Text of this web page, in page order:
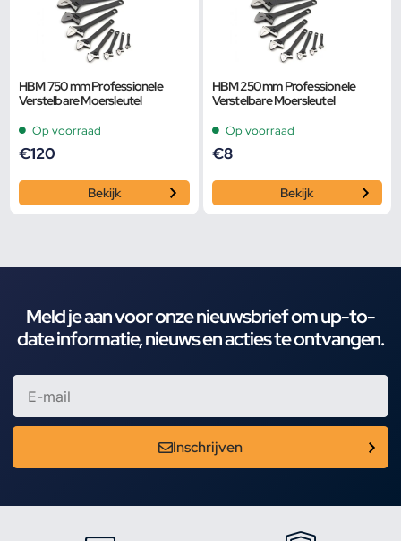
HBM 750 mm Professionele
Verstelbare Moersleutel
Op voorraad
€120
Bekijk
HBM 250 mm Professionele
Verstelbare Moersleutel
Op voorraad
€8
Bekijk
Meld je aan voor onze nieuwsbrief om up-to-
date informatie, nieuws en acties te ontvangen.
Inschrijven